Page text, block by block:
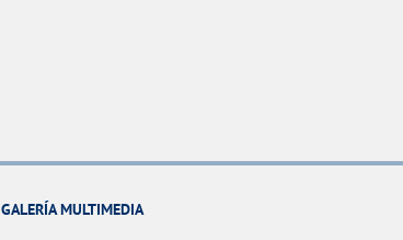
GALERÍA MULTIMEDIA